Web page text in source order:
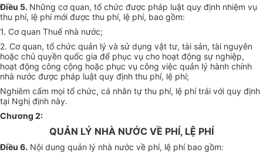
Điều 5. Những cơ quan, tổ chức được pháp luật quy định nhiệm vụ
thu phí, lệ phí mới được thu phí, lệ phí, bao gồm:
1. Cơ quan Thuế nhà nước;
2. Cơ quan, tổ chức quản lý và sử dụng vật tư, tài sản, tài nguyên
hoặc chủ quyền quốc gia để phục vụ cho hoạt động sự nghiệp,
hoạt động công cộng hoặc phục vụ công việc quản lý hành chính
nhà nước được pháp luật quy định thu phí, lệ phí;
Nghiêm cấm mọi tổ chức, cá nhân tự thu phí, lệ phí trái với quy định
tại Nghị định này.
Chương 2:
QUẢN LÝ NHÀ NƯỚC VỀ PHÍ, LỆ PHÍ
Điều 6. Nội dung quản lý nhà nước về phí, lệ phí bao gồm: